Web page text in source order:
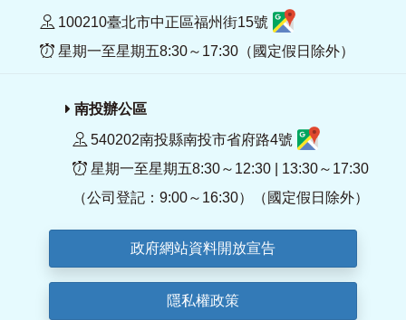
100210臺北市中正區福州街15號
星期一至星期五8:30～17:30（國定假日除外）
南投辦公區
540202南投縣南投市省府路4號
星期一至星期五8:30～12:30 | 13:30～17:30
（公司登記：9:00～16:30）（國定假日除外）
政府網站資料開放宣告
隱私權政策